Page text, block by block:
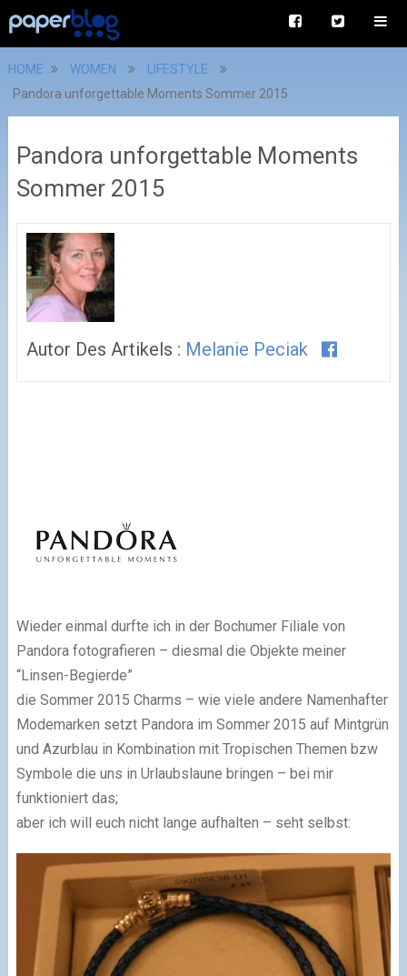
HOME WOMEN
LIFESTYLE
Pandora unforgettable Moments Sommer 2015
Pandora unforgettable Moments
Sommer 2015
Autor Des Artikels : Melanie Peciak
Wieder einmal durfte ich in der Bochumer Filiale von
Pandora fotografieren – diesmal die Objekte meiner
“Linsen-Begierde”
die Sommer 2015 Charms – wie viele andere Namenhafter
Modemarken setzt Pandora im Sommer 2015 auf Mintgrün
und Azurblau in Kombination mit Tropischen Themen bzw
Symbole die uns in Urlaubslaune bringen – bei mir
funktioniert das;
aber ich will euch nicht lange aufhalten – seht selbst: